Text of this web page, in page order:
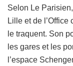
Selon Le
Lille et de
le traquent. Son
les gares et les
l’espace